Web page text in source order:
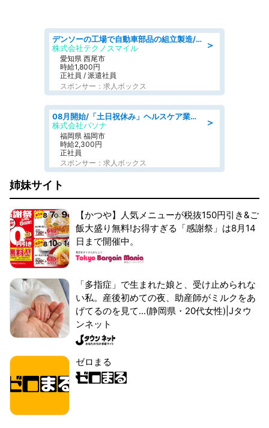
＞
デンソーの工場で自動車部品の組立製造/denso aichi
株式会社テクノスマイル
愛知県 西尾市
時給1,800円
正社員 / 派遣社員
スポンサー：求人ボックス
＞
08月開始/「土日祝休み」ヘルスケア業界の産業保健師/高時給/未経験OK/要資格:保健師、正看護師
株式会社パソナ
福岡県 福岡市
時給2,300円
正社員
スポンサー：求人ボックス
姉妹サイト
【かつや】人気メニューが税抜150円引き&ご
飯大盛り無料!お得すぎる「感謝祭」は8月14
日まで開催中。
「多指症」で生まれた娘と、受け止められな
い私。産後初めての夜、助産師がミルクをあ
げてるのを見て...(静岡県・20代女性)|Jタウ
ンネット
ゼロまる